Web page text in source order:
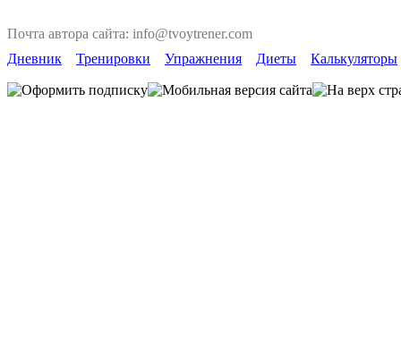
Почта автора сайта: info@tvoytrener.com
Дневник
Тренировки Упражнения Диеты Калькуляторы